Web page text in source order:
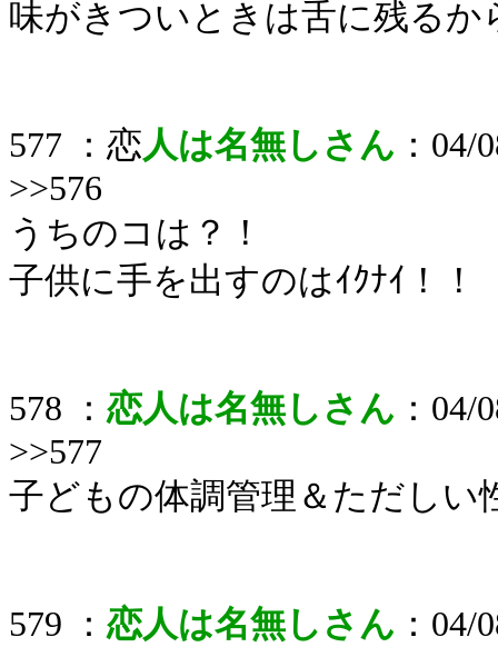
味がきついときは舌に残るか
577 ：恋人は名無しさん ：04/
>>576
うちのコは？！
子供に手を出すのはｲｸﾅｲ！！
578 ： 恋人は名無しさん ：04/
>>577
子どもの体調管理＆ただしい
579 ： 恋人は名無しさん ：04/